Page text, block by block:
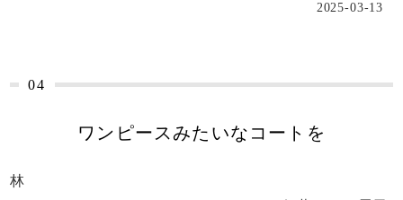
2025-03-13
04
ワンピースみたいなコートを
林